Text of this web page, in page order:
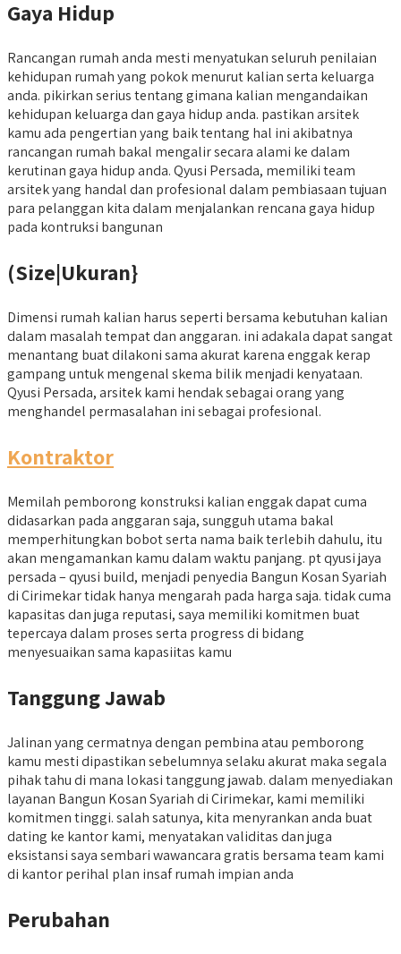
Gaya Hidup
Rancangan rumah anda mesti menyatukan seluruh penilaian
kehidupan rumah yang pokok menurut kalian serta keluarga
anda. pikirkan serius tentang gimana kalian mengandaikan
kehidupan keluarga dan gaya hidup anda. pastikan arsitek
kamu ada pengertian yang baik tentang hal ini akibatnya
rancangan rumah bakal mengalir secara alami ke dalam
kerutinan gaya hidup anda. Qyusi Persada, memiliki team
arsitek yang handal dan profesional dalam pembiasaan tujuan
para pelanggan kita dalam menjalankan rencana gaya hidup
pada kontruksi bangunan
(Size|Ukuran}
Dimensi rumah kalian harus seperti bersama kebutuhan kalian
dalam masalah tempat dan anggaran. ini adakala dapat sangat
menantang buat dilakoni sama akurat karena enggak kerap
gampang untuk mengenal skema bilik menjadi kenyataan.
Qyusi Persada, arsitek kami hendak sebagai orang yang
menghandel permasalahan ini sebagai profesional.
Kontraktor
Memilah pemborong konstruksi kalian enggak dapat cuma
didasarkan pada anggaran saja, sungguh utama bakal
memperhitungkan bobot serta nama baik terlebih dahulu, itu
akan mengamankan kamu dalam waktu panjang. pt qyusi jaya
persada – qyusi build, menjadi penyedia Bangun Kosan Syariah
di Cirimekar tidak hanya mengarah pada harga saja. tidak cuma
kapasitas dan juga reputasi, saya memiliki komitmen buat
tepercaya dalam proses serta progress di bidang
menyesuaikan sama kapasiitas kamu
Tanggung Jawab
Jalinan yang cermatnya dengan pembina atau pemborong
kamu mesti dipastikan sebelumnya selaku akurat maka segala
pihak tahu di mana lokasi tanggung jawab. dalam menyediakan
layanan Bangun Kosan Syariah di Cirimekar, kami memiliki
komitmen tinggi. salah satunya, kita menyrankan anda buat
dating ke kantor kami, menyatakan validitas dan juga
eksistansi saya sembari wawancara gratis bersama team kami
di kantor perihal plan insaf rumah impian anda
Perubahan